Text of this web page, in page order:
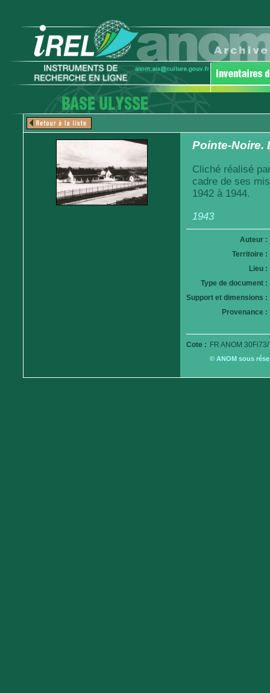
Pointe-Noire.
Cliché réalisé
cadre de ses
1942 à 1944.
1943
Auteur :
Territoire :
Lieu :
Type de document :
Support et dimensions :
Provenance :
Cote : FR ANOM
© ANOM sous